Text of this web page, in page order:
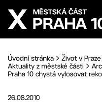
Přejít na hlavní obsah
Úvodní stránka Život v Praze
Aktuality z městské části
Praha 10 chystá vylosovat
26.08.2010